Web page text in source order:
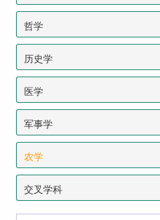
哲学
历史学
医学
军事学
农学
交叉学科